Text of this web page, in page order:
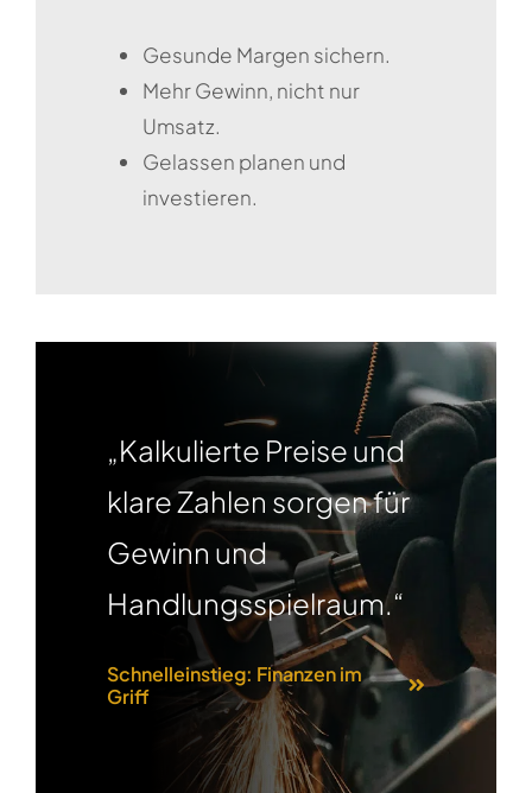
Gesunde Margen sichern.
Mehr Gewinn, nicht nur
Umsatz.
Gelassen planen und
investieren.
„Kalkulierte Preise und
klare Zahlen sorgen für
Gewinn und
Handlungsspielraum.“
Schnelleinstieg: Finanzen im
Griff